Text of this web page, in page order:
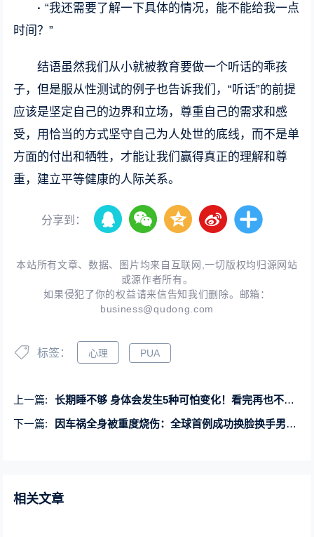
·“我还需要了解一下具体的情况，能不能给我一点
时间？”
结语虽然我们从小就被教育要做一个听话的乖孩
子，但是服从性测试的例子也告诉我们，“听话”的前提
应该是坚定自己的边界和立场，尊重自己的需求和感
受，用恰当的方式坚守自己为人处世的底线，而不是单
方面的付出和牺牲，才能让我们赢得真正的理解和尊
重，建立平等健康的人际关系。
分享到：
本站所有文章、数据、图片均来自互联网,一切版权均归源网站
或源作者所有。
如果侵犯了你的权益请来信告知我们删除。邮箱：
business@qudong.com
标签： 心理 PUA
上一篇:
长期睡不够 身体会发生5种可怕变化！看完再也不敢熬夜了
下一篇:
因车祸全身被重度烧伤：全球首例成功换脸换手男子将结婚
相关文章